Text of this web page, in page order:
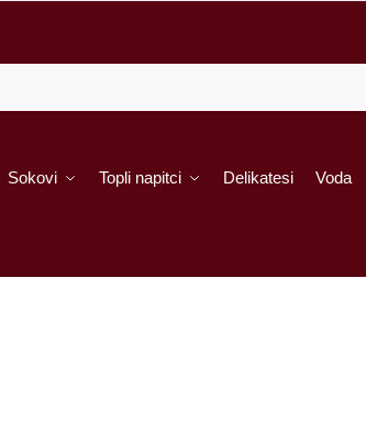
Sokovi Topli napitci Delikatesi Voda